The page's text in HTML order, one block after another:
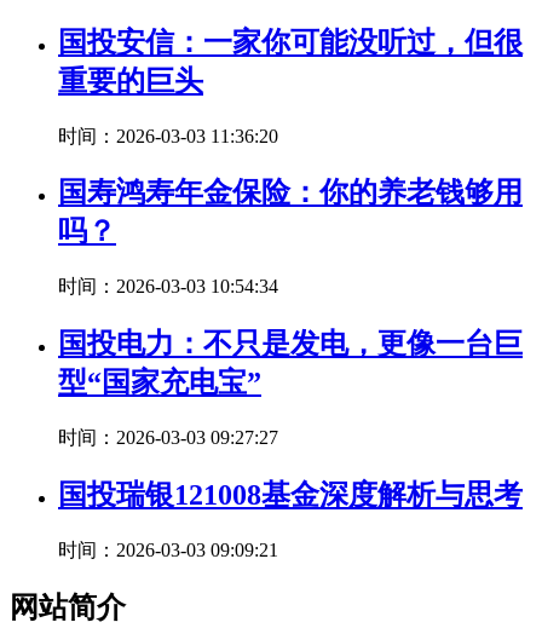
国投安信：一家你可能没听过，但很
重要的巨头
时间：2026-03-03 11:36:20
国寿鸿寿年金保险：你的养老钱够用
吗？
时间：2026-03-03 10:54:34
国投电力：不只是发电，更像一台巨
型“国家充电宝”
时间：2026-03-03 09:27:27
国投瑞银121008基金深度解析与思考
时间：2026-03-03 09:09:21
网站简介